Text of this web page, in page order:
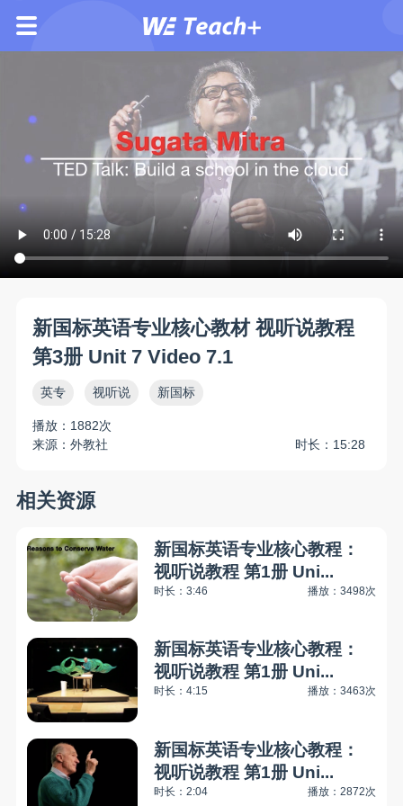
新国标英语专业核心教材 视听说教程
第3册 Unit 7 Video 7.1
英专 视听说 新国标
播放：1882次
来源：外教社
时长：15:28
相关资源
新国标英语专业核心教程：
视听说教程 第1册 Uni...
时长：3:46 播放：3498次
新国标英语专业核心教程：
视听说教程 第1册 Uni...
时长：4:15 播放：3463次
新国标英语专业核心教程：
视听说教程 第1册 Uni...
时长：2:04 播放：2872次